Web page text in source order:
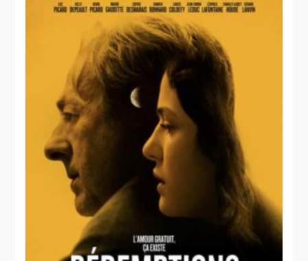
Papillon
bleu